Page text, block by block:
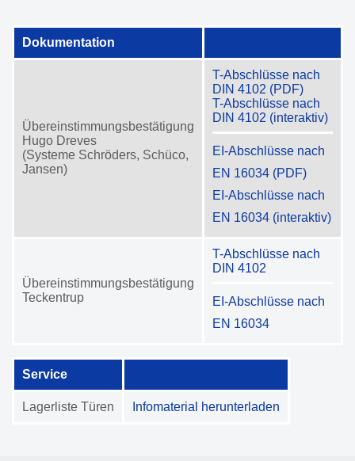
Dokumentation
Übereinstimmungsbestätigung
Hugo Dreves
(Systeme Schröders, Schüco,
Jansen)
T-Abschlüsse nach
DIN 4102 (PDF)
T-Abschlüsse nach
DIN 4102 (interaktiv)
EI-Abschlüsse nach
EN 16034 (PDF)
EI-Abschlüsse nach
EN 16034 (interaktiv)
Übereinstimmungsbestätigung
Teckentrup
T-Abschlüsse nach
DIN 4102
EI-Abschlüsse nach
EN 16034
Service
Lagerliste Türen Infomaterial herunterladen